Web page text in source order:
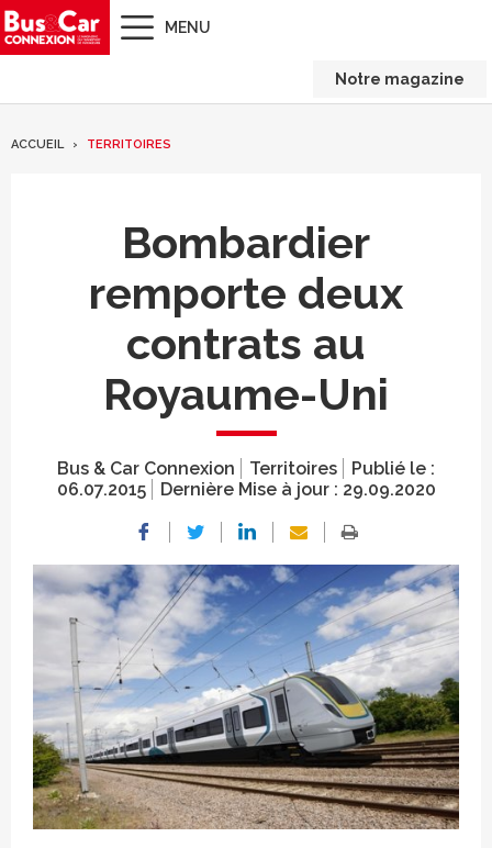
MENU
Notre magazine
ACCUEIL TERRITOIRES
Bombardier
remporte deux
contrats au
Royaume-Uni
Bus & Car Connexion Territoires
Publié le :
06.07.2015
Dernière Mise à jour : 29.09.2020